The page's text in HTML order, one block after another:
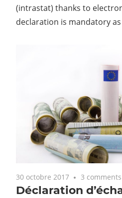
(intrastat) thanks to
declaration is mandatory
30 octobre 2017 3 comments
Déclaration